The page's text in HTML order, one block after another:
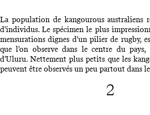
La population de kangourous australiens
d'individus. Le spécimen le plus
mensurations dignes d'un pilier de rugby,
que l'on observe dans le centre du
d'Uluru. Nettement plus petits que les
peuvent être observés un peu partout dans
2